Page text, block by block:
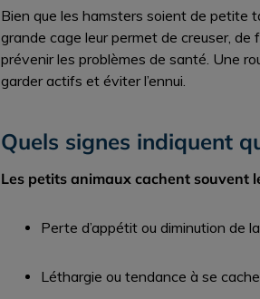
Bien que les hamsters soient de petite
grande cage leur permet de creuser, de
prévenir les problèmes de santé. Une
garder actifs et éviter l’ennui.
Quels signes indiquent
Les petits animaux cachent souvent
Perte d’appétit ou diminution de
Léthargie ou tendance à se